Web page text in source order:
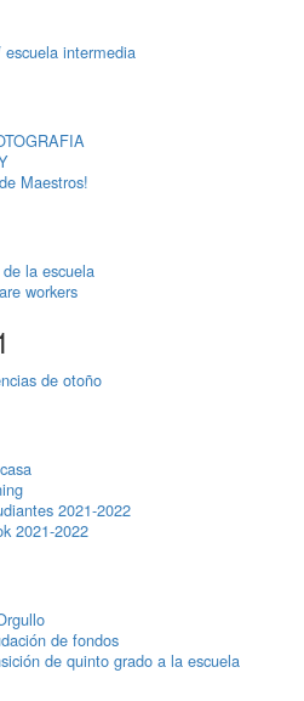
intermedia
Maestros!
la escuela
workers
de otoño
2021-2022
2021-2022
de fondos
de quinto grado a la escuela